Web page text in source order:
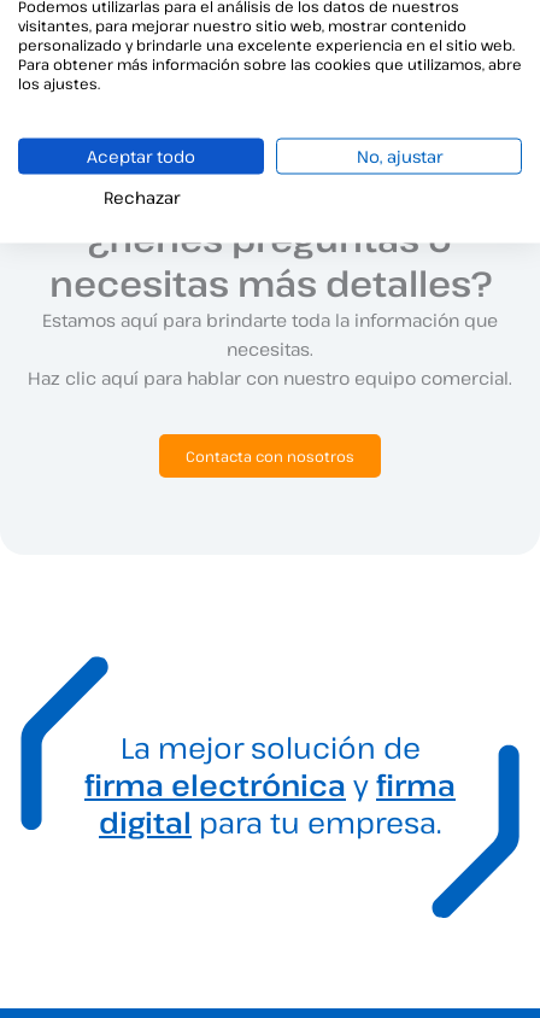
Argontech impulsa su digitalización con Viafirma
¿Tienes preguntas o
necesitas más detalles?
Estamos aquí para brindarte toda la información que
necesitas.
Haz clic aquí para hablar con nuestro equipo comercial.
Contacta con nosotros
La mejor solución de
firma electrónica yfirma
digital para tu empresa.
Podemos utilizarlas para el análisis de los datos de nuestros
visitantes, para mejorar nuestro sitio web, mostrar contenido
personalizado y brindarle una excelente experiencia en el sitio web.
Para obtener más información sobre las cookies que utilizamos, abre
los ajustes.
Aceptar todo
No, ajustar
Rechazar